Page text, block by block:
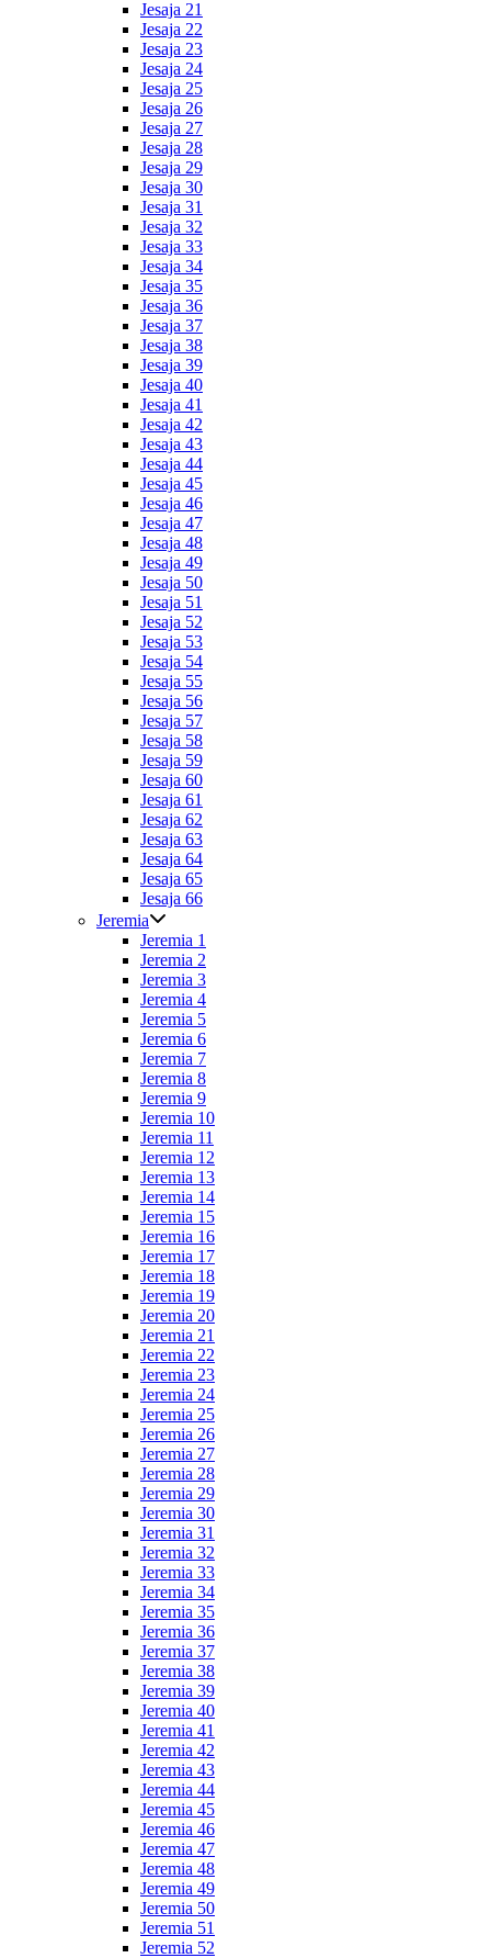
Jesaja 21
Jesaja 22
Jesaja 23
Jesaja 24
Jesaja 25
Jesaja 26
Jesaja 27
Jesaja 28
Jesaja 29
Jesaja 30
Jesaja 31
Jesaja 32
Jesaja 33
Jesaja 34
Jesaja 35
Jesaja 36
Jesaja 37
Jesaja 38
Jesaja 39
Jesaja 40
Jesaja 41
Jesaja 42
Jesaja 43
Jesaja 44
Jesaja 45
Jesaja 46
Jesaja 47
Jesaja 48
Jesaja 49
Jesaja 50
Jesaja 51
Jesaja 52
Jesaja 53
Jesaja 54
Jesaja 55
Jesaja 56
Jesaja 57
Jesaja 58
Jesaja 59
Jesaja 60
Jesaja 61
Jesaja 62
Jesaja 63
Jesaja 64
Jesaja 65
Jesaja 66
Jeremia
Jeremia 1
Jeremia 2
Jeremia 3
Jeremia 4
Jeremia 5
Jeremia 6
Jeremia 7
Jeremia 8
Jeremia 9
Jeremia 10
Jeremia 11
Jeremia 12
Jeremia 13
Jeremia 14
Jeremia 15
Jeremia 16
Jeremia 17
Jeremia 18
Jeremia 19
Jeremia 20
Jeremia 21
Jeremia 22
Jeremia 23
Jeremia 24
Jeremia 25
Jeremia 26
Jeremia 27
Jeremia 28
Jeremia 29
Jeremia 30
Jeremia 31
Jeremia 32
Jeremia 33
Jeremia 34
Jeremia 35
Jeremia 36
Jeremia 37
Jeremia 38
Jeremia 39
Jeremia 40
Jeremia 41
Jeremia 42
Jeremia 43
Jeremia 44
Jeremia 45
Jeremia 46
Jeremia 47
Jeremia 48
Jeremia 49
Jeremia 50
Jeremia 51
Jeremia 52